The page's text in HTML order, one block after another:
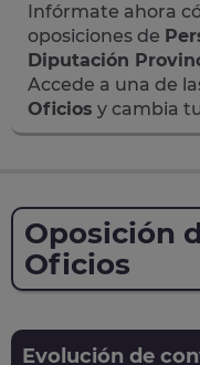
Infórmate ahora
oposiciones de
Diputación
Accede a una de
Oficios y cambia
Oposición
Oficios
Evolución de